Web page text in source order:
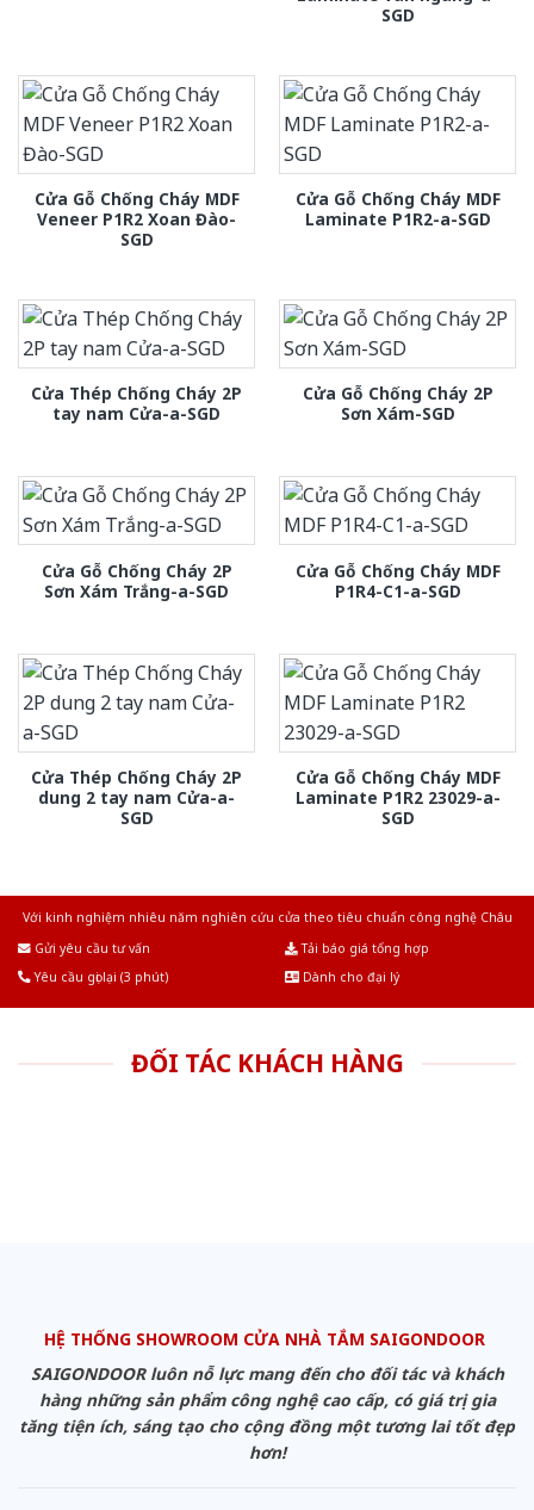
SGD
Cửa Gỗ Chống Cháy MDF
Veneer P1R2 Xoan Đào-
SGD
Cửa Gỗ Chống Cháy MDF
Laminate P1R2-a-SGD
Cửa Thép Chống Cháy 2P
tay nam Cửa-a-SGD
Cửa Gỗ Chống Cháy 2P
Sơn Xám-SGD
Cửa Gỗ Chống Cháy 2P
Sơn Xám Trắng-a-SGD
Cửa Gỗ Chống Cháy MDF
P1R4-C1-a-SGD
Cửa Thép Chống Cháy 2P
dung 2 tay nam Cửa-a-
SGD
Cửa Gỗ Chống Cháy MDF
Laminate P1R2 23029-a-
SGD
Với kinh nghiệm nhiêu năm nghiên cứu cửa theo tiêu chuẩn công nghệ Châu
Gửi yêu cầu tư vấn
Tải báo giá tổng hợp
Yêu cầu gọi lại (3 phút)
Dành cho đại lý
ĐỐI TÁC KHÁCH HÀNG
HỆ THỐNG SHOWROOM CỬA NHÀ TẮM SAIGONDOOR
SAIGONDOOR luôn nỗ lực mang đến cho đối tác và khách
hàng những sản phẩm công nghệ cao cấp, có giá trị gia
tăng tiện ích, sáng tạo cho cộng đồng một tương lai tốt đẹp
hơn!